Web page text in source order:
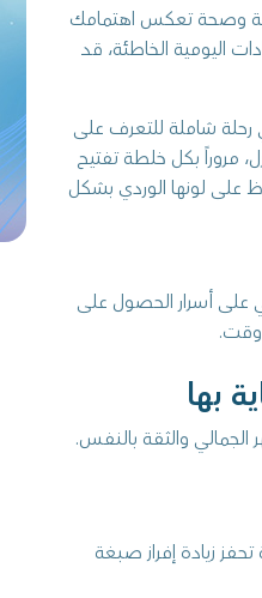
اليومية الخاطئة، قد
شاملة للتعرف على
مروراً بكل خلطة تفتيح
على لونها الوردي بشكل
على أسرار الحصول على
وقت.
بها
والثقة بالنفس.
زيادة إفراز صبغة